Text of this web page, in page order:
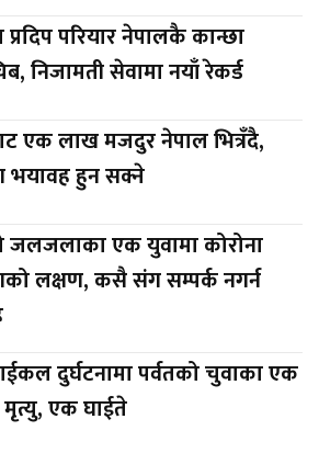
प्रदिप परियार नेपालकै कान्छा
निजामती सेवामा नयाँ रेकर्ड
एक लाख मजदुर नेपाल भित्रँदै,
भयावह हुन सक्ने
जलजलाका एक युवामा कोरोना
लक्षण, कसै संग सम्पर्क नगर्न
दुर्घटनामा पर्वतको चुवाका एक
एक घाईते